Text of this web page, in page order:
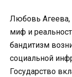
Любовь Агеева,
миф и
бандитизм
социальной
Государство